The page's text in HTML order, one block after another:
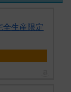
全生産限定